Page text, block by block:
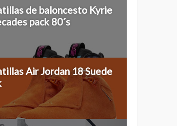
de baloncesto Kyrie
pack 80´s
Air Jordan 18 Suede